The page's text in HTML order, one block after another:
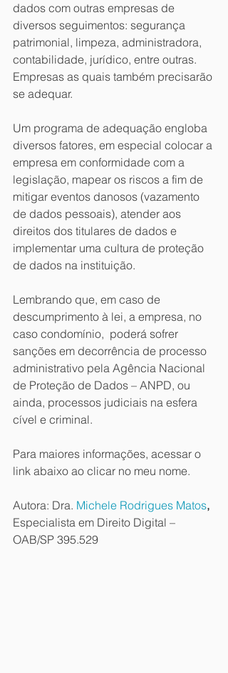
dados com outras empresas de
diversos seguimentos: segurança
patrimonial, limpeza, administradora,
contabilidade, jurídico, entre outras.
Empresas as quais também precisarão
se adequar.
Um programa de adequação engloba
diversos fatores, em especial colocar a
empresa em conformidade com a
legislação, mapear os riscos a fim de
mitigar eventos danosos (vazamento
de dados pessoais), atender aos
direitos dos titulares de dados e
implementar uma cultura de proteção
de dados na instituição.
Lembrando que, em caso de
descumprimento à lei, a empresa, no
caso condomínio,  poderá sofrer
sanções em decorrência de processo
administrativo pela Agência Nacional
de Proteção de Dados – ANPD, ou
ainda, processos judiciais na esfera
cível e criminal.
Para maiores informações, acessar o
link abaixo ao clicar no meu nome.
Autora: Dra. Michele Rodrigues Matos,
Especialista em Direito Digital –
OAB/SP 395.529